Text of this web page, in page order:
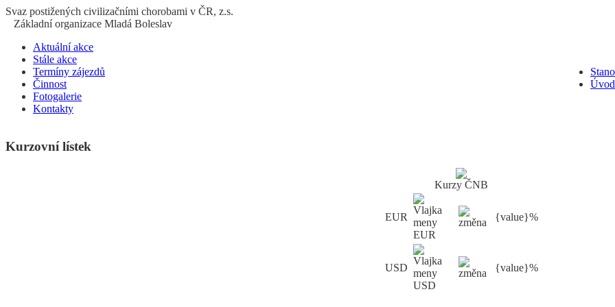
Svaz postižených civilizačními chorobami v ČR, z.s.
Základní organizace Mladá Boleslav
Aktuální akce
Stále akce
Termíny zájezdů
Činnost
Fotogalerie
Kontakty
Úvod
Kurzovní lístek
Kurzy ČNB
EUR {value}%
USD {value}%